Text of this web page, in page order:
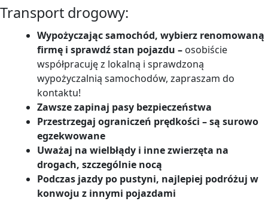
Transport drogowy:
Wypożyczając samochód, wybierz renomowaną
firmę i sprawdź stan pojazdu – osobiście
współpracuję z lokalną i sprawdzoną
wypożyczalnią samochodów, zapraszam do
kontaktu!
Zawsze zapinaj pasy bezpieczeństwa
Przestrzegaj ograniczeń prędkości – są surowo
egzekwowane
Uważaj na wielbłądy i inne zwierzęta na
drogach, szczególnie nocą
Podczas jazdy po pustyni, najlepiej podróżuj w
konwoju z innymi pojazdami